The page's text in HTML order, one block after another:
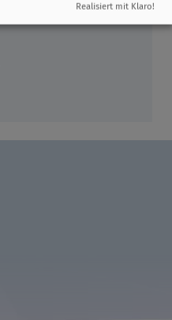
Realisiert mit Klaro!